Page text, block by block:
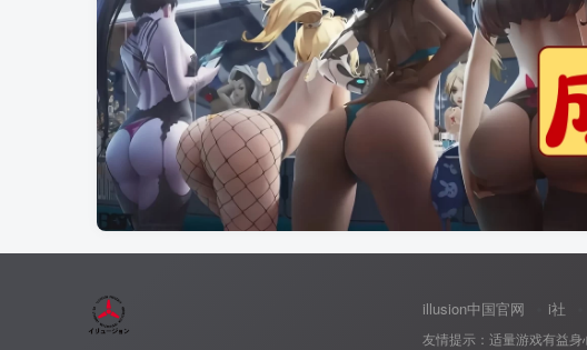
illusion中国官网 i社
友情提示：适量游戏有益